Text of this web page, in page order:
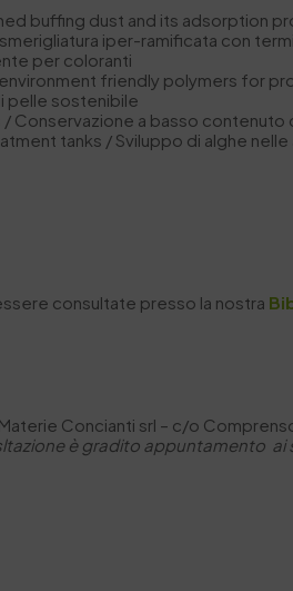
buffing dust and its adsorption
iper-ramificata con
per coloranti
friendly polymers for
pelle sostenibile
Conservazione a basso contenuto
tanks / Sviluppo di alghe
consultate presso la nostra
Concianti srl – c/o
è gradito appuntamento ai